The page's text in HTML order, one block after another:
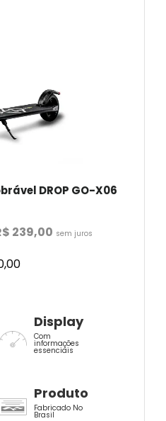
DROP GO-X06
239,00 sem juros
Display
Com
informações
essenciais
Produto
Fabricado No
Brasil